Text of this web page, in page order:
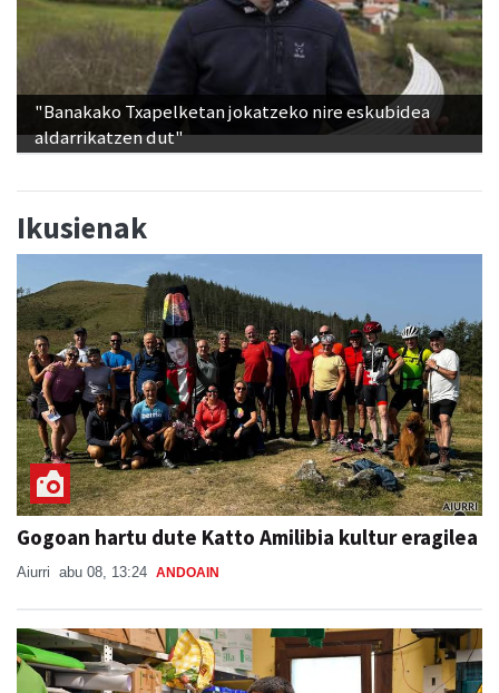
"Banakako Txapelketan jokatzeko nire eskubidea
aldarrikatzen dut"
Ikusienak
Gogoan hartu dute Katto Amilibia kultur eragilea
Aiurri abu 08, 13:24 ANDOAIN